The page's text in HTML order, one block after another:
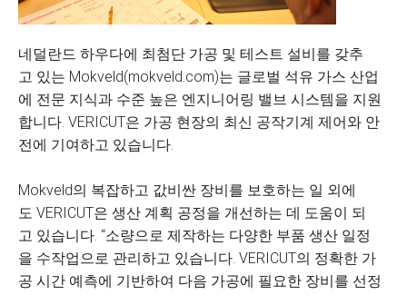
네덜란드 하우다에 최첨단 가공 및 테스트 설비를 갖추
고 있는 Mokveld(mokveld.com)는 글로벌 석유 가스 산업
에 전문 지식과 수준 높은 엔지니어링 밸브 시스템을 지원
합니다. VERICUT은 가공 현장의 최신 공작기계 제어와 안
전에 기여하고 있습니다.
Mokveld의 복잡하고 값비싼 장비를 보호하는 일 외에
도 VERICUT은 생산 계획 공정을 개선하는 데 도움이 되
고 있습니다. “소량으로 제작하는 다양한 부품 생산 일정
을 수작업으로 관리하고 있습니다. VERICUT의 정확한 가
공 시간 예측에 기반하여 다음 가공에 필요한 장비를 선정